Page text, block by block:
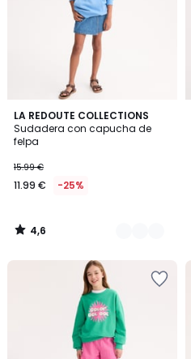
LA REDOUTE COLLECTIONS
Sudadera con capucha de
felpa
15.99 €
11.99 € -25%
4,6
/ 5
2
Colores
4,6
/